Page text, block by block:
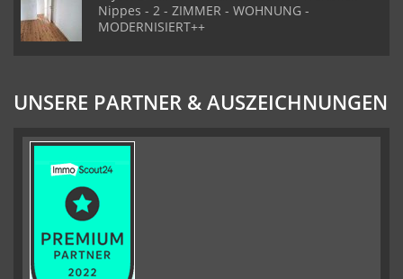
Nippes - 2 - ZIMMER - WOHNUNG -
MODERNISIERT++
UNSERE PARTNER & AUSZEICHNUNGEN